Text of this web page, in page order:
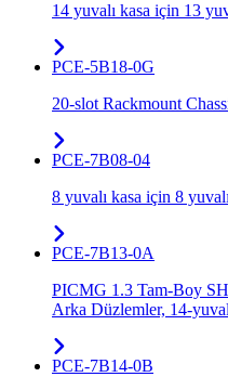
14 yuvalı kasa için 13
PCE-5B18-0G
20-slot Rackmount
PCE-7B08-04
8 yuvalı kasa için 8
PCE-7B13-0A
PICMG 1.3 Tam-Boy
Arka Düzlemler, 14-
PCE-7B14-0B